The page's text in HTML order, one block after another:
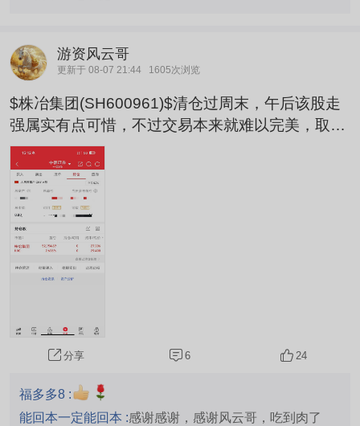
游资风云哥
更新于 08-07 21:44 1605次浏览
$株冶集团(SH600961)$清仓过周末，午后该股走
强属实有点可惜，不过交易本来就难以完美，取舍
是常态。不必纠结单次踏空，市场源源不断有新机
遇。收拾好心情抛开股市杂念，好好享受闲暇周
末，祝大家假期舒心惬意，下周再见！ $厦门钨业
(SH600549)$$埃斯顿(SZ002747)$
分享 6 24
福多多8 :
能回本一定能回本 :感谢感谢，感谢风云哥，吃到肉了